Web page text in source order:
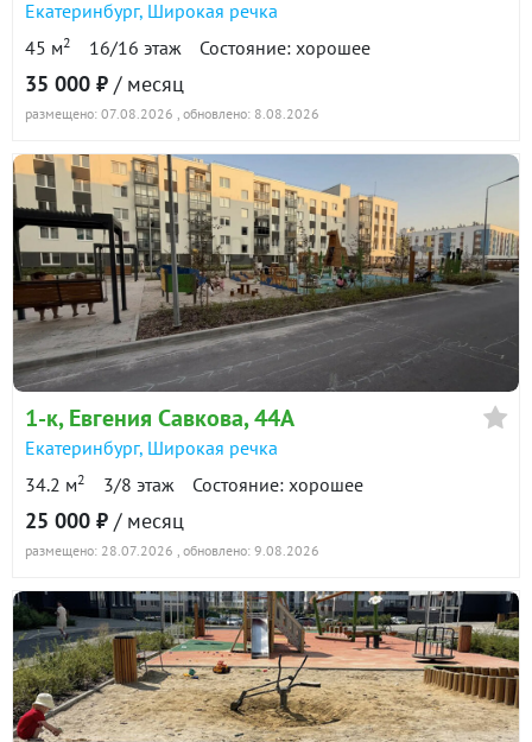
1-к квартира · 20 м² · 2/3 этаж
12 ноября 2024
в аренде 900 ₽/м²
1-к квартира · 22.7 м² · 3/5 этаж
26 мая 2025
90 дн.
в аренде
19 000
Показать всю историю: 6 предложений →
Екатеринбург, Широкая речка
45 м2 16/16 этаж Состояние: хорошее
35 000 ₽ / месяц
размещено: 07.08.2026 , обновлено: 8.08.2026
1-к, Евгения Савкова, 44А
Екатеринбург, Широкая речка
34.2 м2 3/8 этаж Состояние: хорошее
25 000 ₽ / месяц
размещено: 28.07.2026 , обновлено: 9.08.2026